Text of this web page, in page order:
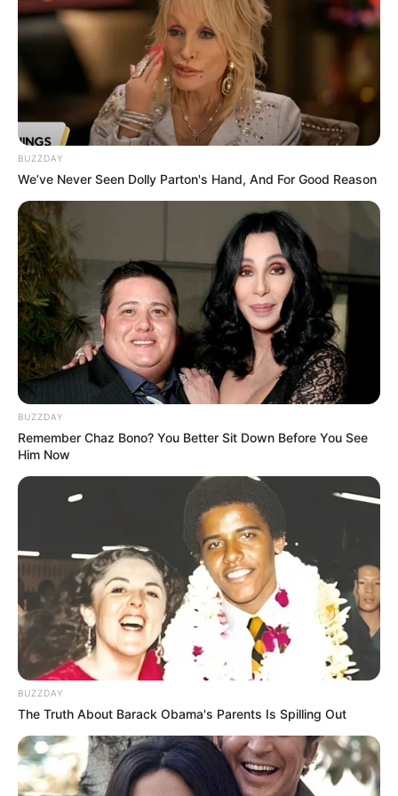
altungsplan für Bremen
10.11.2026 20:00 Uhr: HEAVEN 17 -
„ELECTRONICALLY YOURS“ Tour 2026 im
Veranst
altungsplan für München
11.11.2026 20:00 Uhr: HEAVEN 17 -
„ELECTRONICALLY YOURS“ Tour 2026 imVeranst
altungsplan für Stuttgart
13.11.2026 20:00 Uhr: HEAVEN 17 -
„ELECTRONICALLY YOURS“ Tour 2026 imVeranst
altungsplan für Frankfurt am Main
14.11.2026 20:00 Uhr: HEAVEN 17 -
„ELECTRONICALLY YOURS“ Tour 2026 imVeranst
altungsplan für Münster
15.11.2026 19:00 Uhr: HEAVEN 17 -
„ELECTRONICALLY YOURS“ Tour 2026 imVeranst
altungsplan für Bochum
16.11.2026 19:00 Uhr: Nessi Gomes - Vocal
Odyssey Workshop in München im
an für München
„ELECTRONICALLY YOURS“ Tour 2026 im
Veranst
17.11.2026 19:00 Uhr: Nessi Gomes – Live Konzert
in München imVeranstaltungsplan für München
05.12.2026 16:00 Uhr: POTT OUT - Festival 2026
imVeranstaltungsplan für Bochum
07.12.2026 20:00 Uhr: Glenn Miller Orchestra im
Ver
anstaltungsplan für Schorndorf
08.12.2026 20:00 Uhr: Glenn Miller Orchestra im
anstaltungsplan für Neckarsulm
Veranstaltungshinweise gibt es außerdem im
Ticketshop fürRock und Pop von Eventim.
Weiter siehe unter
Silvesterveranstaltungen
BUZZDAY
We’ve Never Seen Dolly Parton's Hand, And For Good Reason
BUZZDAY
Remember Chaz Bono? You Better Sit Down Before You See
Him Now
BUZZDAY
The Truth About Barack Obama's Parents Is Spilling Out